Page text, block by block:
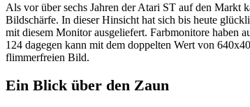
Als vor über sechs Jahren der Atari ST auf den Markt
Bildschärfe. In dieser Hinsicht hat sich bis heute
mit diesem Monitor ausgeliefert. Farbmonitore haben
124 dagegen kann mit dem doppelten Wert von
flimmerfreien Bild.
Ein Blick über den Zaun